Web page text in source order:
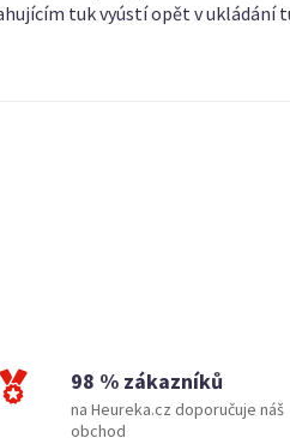
tuk vyústí opět v ukládání
98 % zákazníků
na Heureka.cz doporučuje náš
obchod